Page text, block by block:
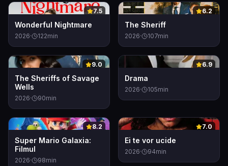
0 7.5
Wonderful Nightmare
2026· 122min
0 6.2
The Sheriff
2026· 107min
0 9.0
The Sheriffs of Savage
Wells
2026· 90min
0 6.9
Drama
2026· 105min
0 8.2
Super Mario Galaxia:
Filmul
2026· 98min
0 7.0
Ei te vor ucide
2026· 94min